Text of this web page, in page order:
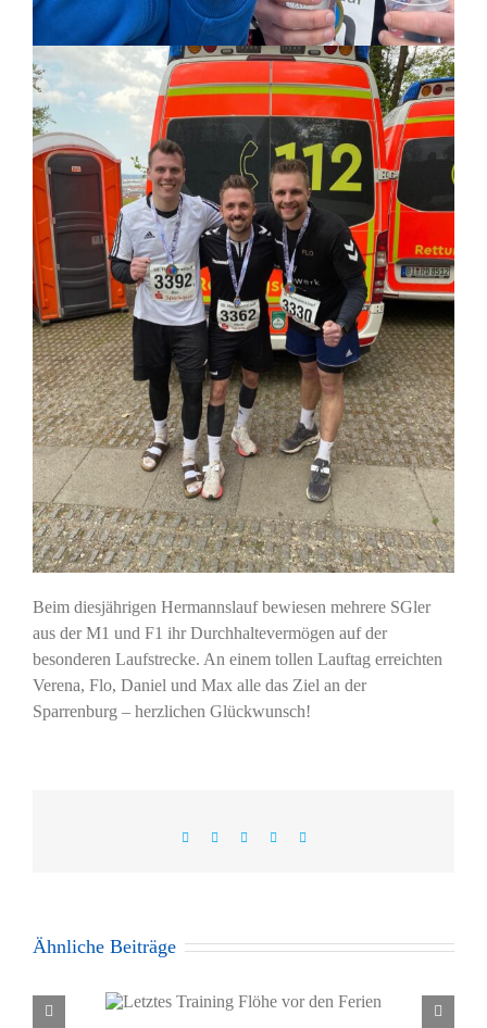
Beim diesjährigen Hermannslauf bewiesen mehrere SGler
aus der M1 und F1 ihr Durchhaltevermögen auf der
besonderen Laufstrecke. An einem tollen Lauftag erreichten
Verena, Flo, Daniel und Max alle das Ziel an der
Sparrenburg – herzlichen Glückwunsch!
Facebook
X WhatsApp
Pinterest
E-
Ähnliche Beiträge
Flöhe
Gelungene